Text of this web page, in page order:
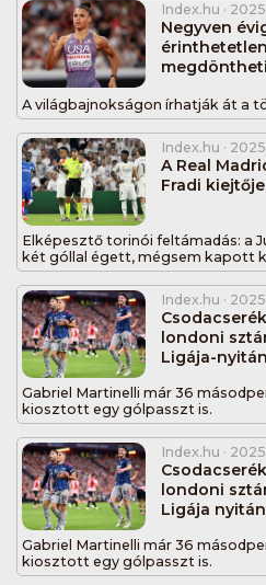
Index.hu ·
Negyven
A világbajnokságon írhatják át a
Index.hu ·
A Real
Fradi
Elképesztő torinói feltámadás: a
két góllal égett, mégsem kapott
Index.hu ·
londoni
Ligája-
Gabriel Martinelli már 36
kiosztott egy gólpasszt is.
Index.hu ·
londoni
Ligája
Gabriel Martinelli már 36
kiosztott egy gólpasszt is.